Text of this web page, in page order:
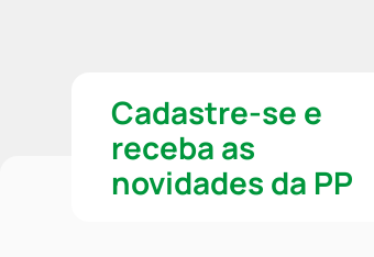
Cadastre-se e
receba as
novidades da PP